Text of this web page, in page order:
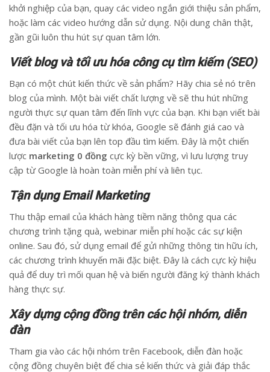
khởi nghiệp của bạn, quay các video ngắn giới thiệu sản phẩm,
hoặc làm các video hướng dẫn sử dụng. Nội dung chân thật,
gần gũi luôn thu hút sự quan tâm lớn.
Viết blog và tối ưu hóa công cụ tìm kiếm (SEO)
Bạn có một chút kiến thức về sản phẩm? Hãy chia sẻ nó trên
blog của mình. Một bài viết chất lượng về sẽ thu hút những
người thực sự quan tâm đến lĩnh vực của bạn. Khi bạn viết bài
đều đặn và tối ưu hóa từ khóa, Google sẽ đánh giá cao và
đưa bài viết của bạn lên top đầu tìm kiếm. Đây là một chiến
lược marketing 0 đồng cực kỳ bền vững, vì lưu lượng truy
cập từ Google là hoàn toàn miễn phí và liên tục.
Tận dụng Email Marketing
Thu thập email của khách hàng tiềm năng thông qua các
chương trình tặng quà, webinar miễn phí hoặc các sự kiện
online. Sau đó, sử dụng email để gửi những thông tin hữu ích,
các chương trình khuyến mãi đặc biệt. Đây là cách cực kỳ hiệu
quả để duy trì mối quan hệ và biến người đăng ký thành khách
hàng thực sự.
Xây dựng cộng đồng trên các hội nhóm, diễn
đàn
Tham gia vào các hội nhóm trên Facebook, diễn đàn hoặc
cộng đồng chuyên biệt để chia sẻ kiến thức và giải đáp thắc